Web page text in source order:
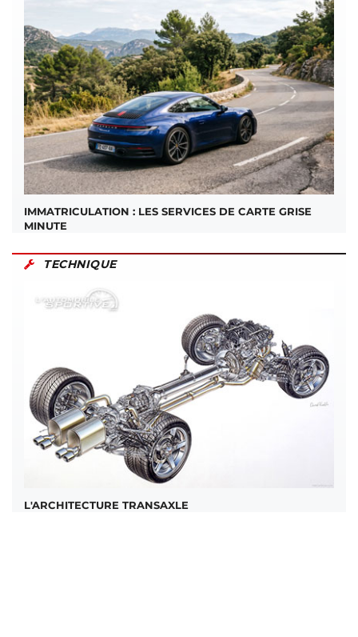
IMMATRICULATION : LES SERVICES DE CARTE GRISE
MINUTE
TECHNIQUE
L'ARCHITECTURE TRANSAXLE